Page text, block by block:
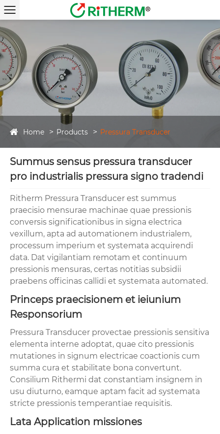
Home Products Pressura Transducer
Summus sensus pressura transducer
pro industrialis pressura signo tradendi
Ritherm Pressura Transducer est summus
praecisio mensurae machinae quae pressionis
conversis significationibus in signa electrica
vexillum, apta ad automationem industrialem,
processum imperium et systemata acquirendi
data. Dat vigilantiam remotam et continuum
pressionis mensuras, certas notitias subsidii
praebens officinas callidi et systemata automated.
Princeps praecisionem et ieiunium
Responsorium
Pressura Transducer provectae pressionis sensitiva
elementa interne adoptat, quae cito pressionis
mutationes in signum electricae coactionis cum
summa cura et stabilitate bona convertunt.
Consilium Rithermi dat constantiam insignem in
usu diuturno, eamque aptam facit ad systemata
stricte pressionis temperantiae requisitis.
Lata Application missiones